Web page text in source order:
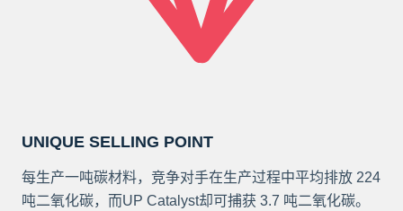
UNIQUE SELLING POINT
每生产一吨碳材料，竞争对手在生产过程中平均排放 224
吨二氧化碳，而UP Catalyst却可捕获 3.7 吨二氧化碳。